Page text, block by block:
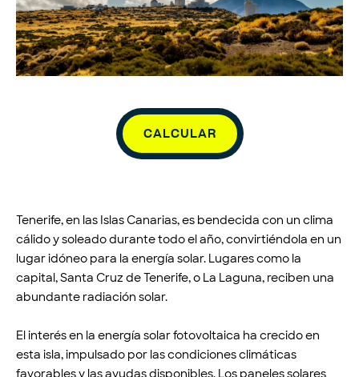
CALCULAR
Tenerife, en las Islas Canarias, es bendecida con un clima
cálido y soleado durante todo el año, convirtiéndola en un
lugar idóneo para la energía solar. Lugares como la
capital, Santa Cruz de Tenerife, o La Laguna, reciben una
abundante radiación solar.
El interés en la energía solar fotovoltaica ha crecido en
esta isla, impulsado por las condiciones climáticas